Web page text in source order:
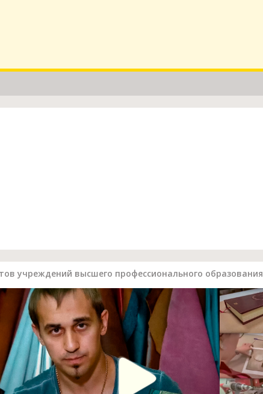
учреждений высшего профессионального образования